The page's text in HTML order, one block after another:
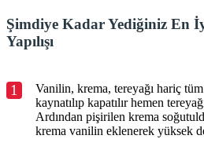
Şimdiye Kadar Yediğiniz En
Yapılışı
1
Vanilin, krema, tereyağı hariç
kaynatılıp kapatılır hemen
Ardından pişirilen krema
krema vanilin eklenerek yüksek